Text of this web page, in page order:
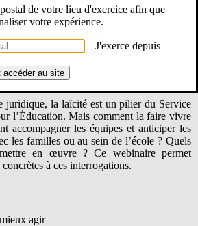
concrète et la compréhension de ce
les écoles.
pédagogiques
juridique, la laïcité est un pilier du Service
l’Éducation. Mais comment la faire vivre
accompagner les équipes et anticiper les
les familles ou au sein de l’école ? Quels
en œuvre ? Ce webinaire permet
à ces interrogations.
agir
de votre lieu d'exercice afin que
votre expérience.
J'exerce depuis
accéder au site